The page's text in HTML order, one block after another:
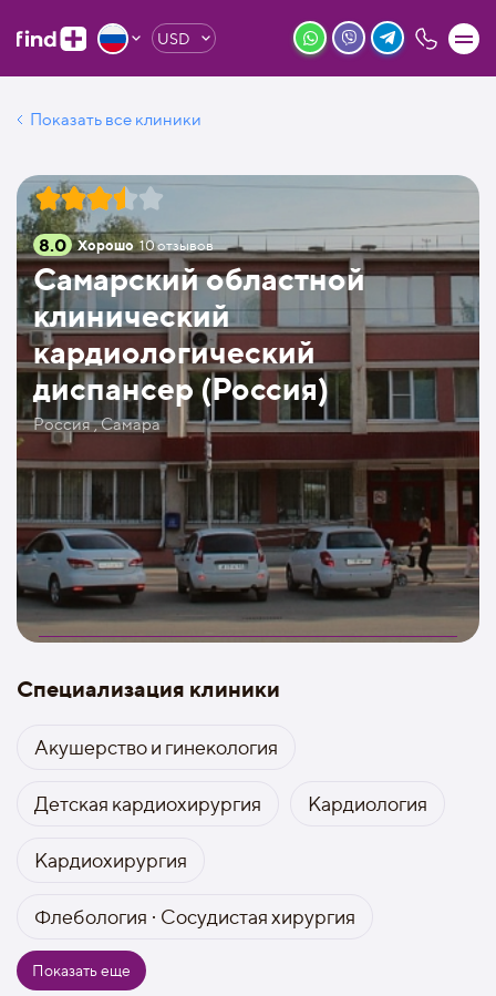
USD
Показать все клиники
8.0 Хорошо 10отзывов
Самарский областной
клинический
кардиологический
диспансер (Россия)
Россия , Самара
Специализация клиники
Акушерство и гинекология
Детская кардиохирургия Кардиология
Кардиохирургия
Флебология · Сосудистая хирургия
Показать еще